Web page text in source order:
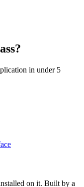
in under 5
on it. Built by a